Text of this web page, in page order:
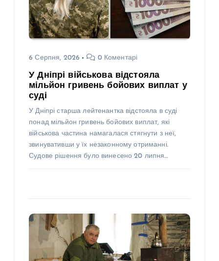
6 Серпня, 2026 0 Коментарі
У Дніпрі військова відстояла
мільйон гривень бойових виплат у
суді
У Дніпрі старша лейтенантка відстояла в суді
понад мільйон гривень бойових виплат, які
військова частина намагалася стягнути з неї,
звинувативши у їх незаконному отриманні.
Судове рішення було винесено 20 липня…